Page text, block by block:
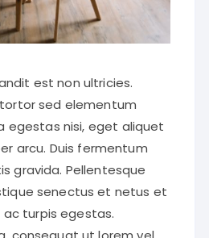
est non ultricies.
sed elementum
egestas nisi, eget aliquet
arcu. Duis fermentum
gravida. Pellentesque
senectus et netus et
turpis egestas.